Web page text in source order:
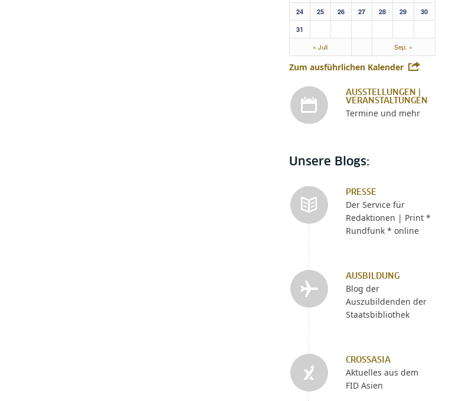
24
25 26 27 28 29
30
31
« Juli Sep. »
Zum ausführlichen Kalender
AUSSTELLUNGEN |
VERANSTALTUNGEN
Termine und mehr
Unsere Blogs:
PRESSE
Der Service für
Redaktionen | Print *
Rundfunk * online
AUSBILDUNG
Blog der
Auszubildenden der
Staatsbibliothek
CROSSASIA
Aktuelles aus dem
FID Asien